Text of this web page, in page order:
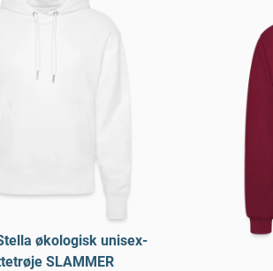
økologisk unisex-
SLAMMER